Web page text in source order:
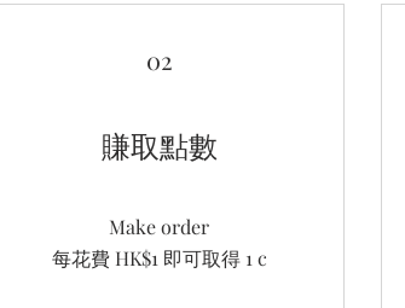
02
賺取點數
Make order
每花費 HK$1 即可取得 1 c